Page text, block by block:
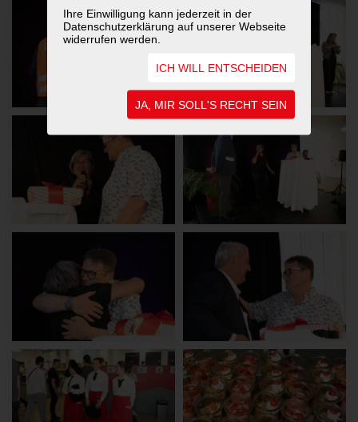
Ihre Einwilligung kann jederzeit in der
Datenschutzerklärung auf unserer Webseite
widerrufen werden.
ICH WILL ENTSCHEIDEN
JA, MIR SOLL'S RECHT SEIN